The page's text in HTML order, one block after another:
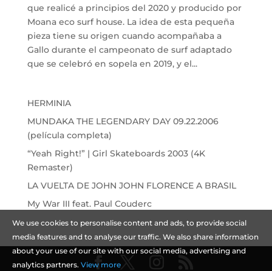
que realicé a principios del 2020 y producido por
Moana eco surf house. La idea de esta pequeña
pieza tiene su origen cuando acompañaba a
Gallo durante el campeonato de surf adaptado
que se celebró en sopela en 2019, y el...
HERMINIA
MUNDAKA THE LEGENDARY DAY 09.22.2006
(película completa)
“Yeah Right!” | Girl Skateboards 2003 (4K
Remaster)
LA VUELTA DE JOHN JOHN FLORENCE A BRASIL
My War III feat. Paul Couderc
We use cookies to personalise content and ads, to provide social
media features and to analyse our traffic. We also share information
about your use of our site with our social media, advertising and
analytics partners. View more